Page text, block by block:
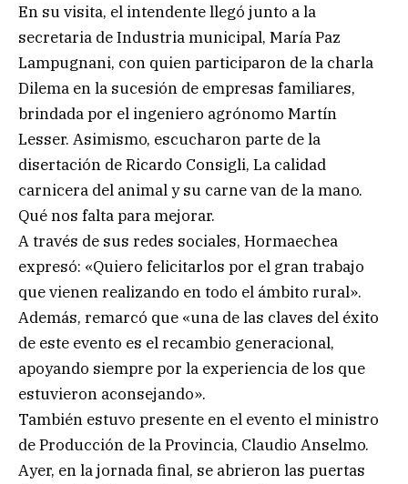
En su visita, el intendente llegó junto a la
secretaria de Industria municipal, María Paz
Lampugnani, con quien participaron de la charla
Dilema en la sucesión de empresas familiares,
brindada por el ingeniero agrónomo Martín
Lesser. Asimismo, escucharon parte de la
disertación de Ricardo Consigli, La calidad
carnicera del animal y su carne van de la mano.
Qué nos falta para mejorar.
A través de sus redes sociales, Hormaechea
expresó: «Quiero felicitarlos por el gran trabajo
que vienen realizando en todo el ámbito rural».
Además, remarcó que «una de las claves del éxito
de este evento es el recambio generacional,
apoyando siempre por la experiencia de los que
estuvieron aconsejando».
También estuvo presente en el evento el ministro
de Producción de la Provincia, Claudio Anselmo.
Ayer, en la jornada final, se abrieron las puertas